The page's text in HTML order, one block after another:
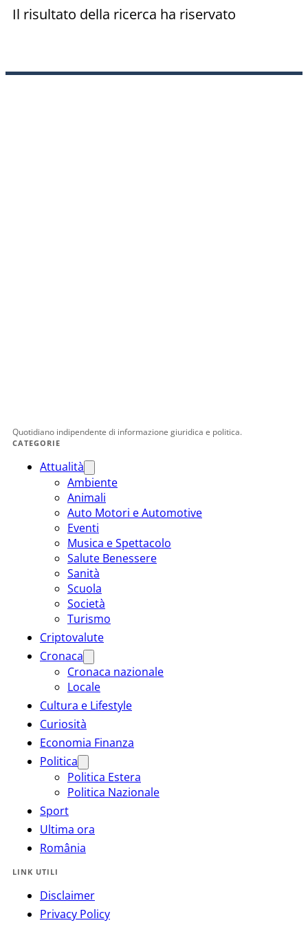
Il risultato della ricerca ha riservato
Quotidiano indipendente di informazione giuridica e politica.
CATEGORIE
Attualità
Ambiente
Animali
Auto Motori e Automotive
Eventi
Musica e Spettacolo
Salute Benessere
Sanità
Scuola
Società
Turismo
Criptovalute
Cronaca
Cronaca nazionale
Locale
Cultura e Lifestyle
Curiosità
Economia Finanza
Politica
Politica Estera
Politica Nazionale
Sport
Ultima ora
România
LINK UTILI
Disclaimer
Privacy Policy